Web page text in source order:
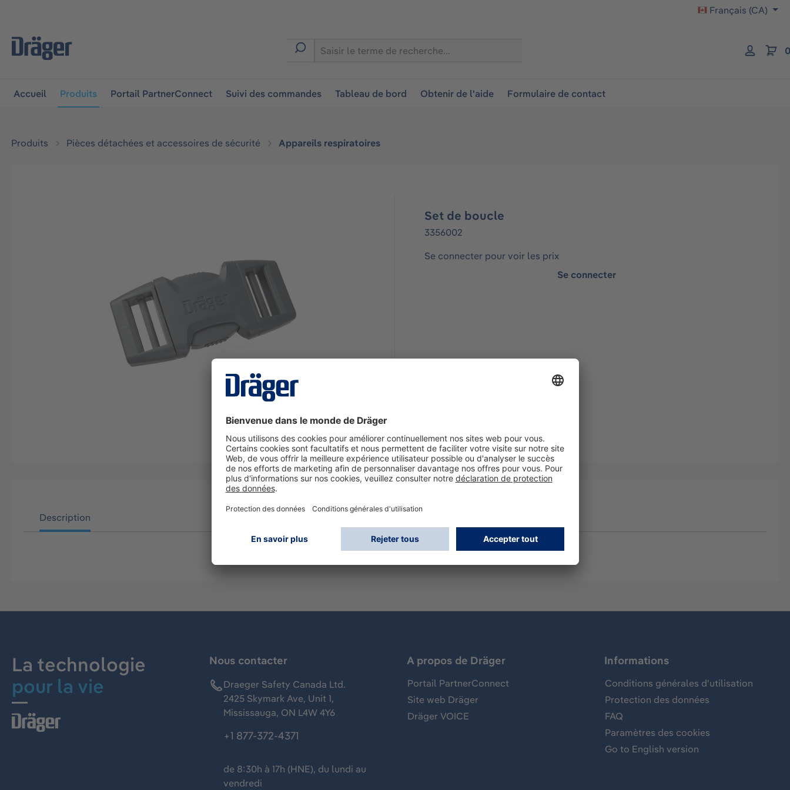
Français (CA)
Accueil Produits Portail PartnerConnect Suivi des commandes Tableau de bord Obtenir de l'aide Formulaire de contact
Produits Pièces détachées et accessoires de sécurité Appareils respiratoires
Set de boucle
3356002
Se connecter pour voir les prix
Se connecter
Description
La technologie
pour la vie
Nous contacter
Draeger Safety Canada Ltd.
2425 Skymark Ave, Unit 1,
Mississauga, ON L4W 4Y6
+1 877-372-4371
de 8:30h à 17h (HNE), du lundi au
vendredi
A propos de Dräger
Portail PartnerConnect
Site web Dräger
Dräger VOICE
Informations
Conditions générales d'utilisation
Protection des données
FAQ
Paramètres des cookies
Go to English version